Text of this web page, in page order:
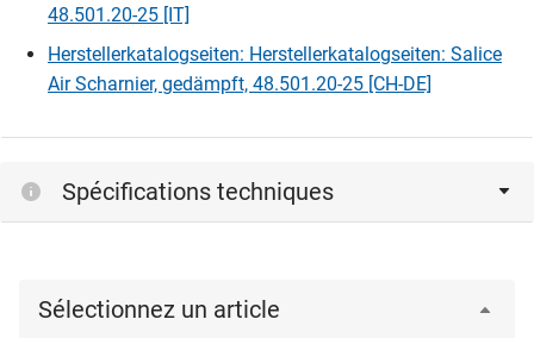
48.501.20-25 [IT]
Herstellerkatalogseiten: Herstellerkatalogseiten: Salice
Air Scharnier, gedämpft, 48.501.20-25 [CH-DE]
Spécifications techniques
Sélectionnez un article